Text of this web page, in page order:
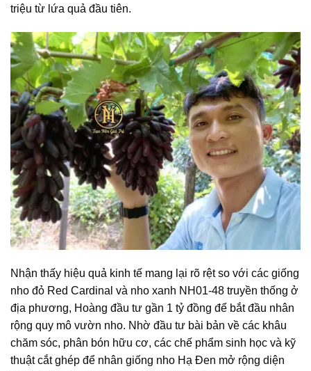
triệu từ lứa quả đầu tiên.
Nhận thấy hiệu quả kinh tế mang lại rõ rệt so với các giống
nho đỏ Red Cardinal và nho xanh NH01-48 truyền thống ở
địa phương, Hoàng đầu tư gần 1 tỷ đồng để bắt đầu nhân
rộng quy mô vườn nho. Nhờ đầu tư bài bản về các khâu
chăm sóc, phân bón hữu cơ, các chế phẩm sinh học và kỹ
thuật cắt ghép để nhân giống nho Hạ Đen mở rộng diện